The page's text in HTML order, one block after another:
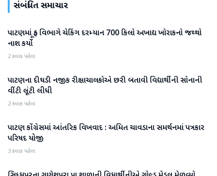
સંબંધિત સમાચાર
પાટણ
પાટણમાં ફૂડ વિભાગે ચેકિંગ દરમ્યાન 700 કિલો અખાદ્ય ખોરાકનો જથ્થો
નાશ કર્યો
2 કલાક પહેલા
પાટણ
પાટણના દીઘડી નજીક રીક્ષાચાલકોએ છરી બતાવી વિદ્યાર્થીની સોનાની
વીંટી લૂંટી લીધી
2 કલાક પહેલા
પાટણ
પાટણ કોંગ્રેસમાં આંતરિક વિખવાદ : અમિત ચાવડાના સમર્થનમાં પત્રકાર
પરિષદ યોજી
3 કલાક પહેલા
પાટણ